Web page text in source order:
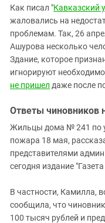
Южная Осетия
Южный Кавказ
ЮФО
Как писал "Кавказский
жаловались на
проблемам. Так, 26
Ашурова несколько
Здание, которое
игнорируют
не пришел даже после
Ответы чиновников
Жильцы дома № 241 по
пожара 18 мая,
представителями
сегодня издание
В частности, Камилла,
сообщила, что
100 тысяч рублей и